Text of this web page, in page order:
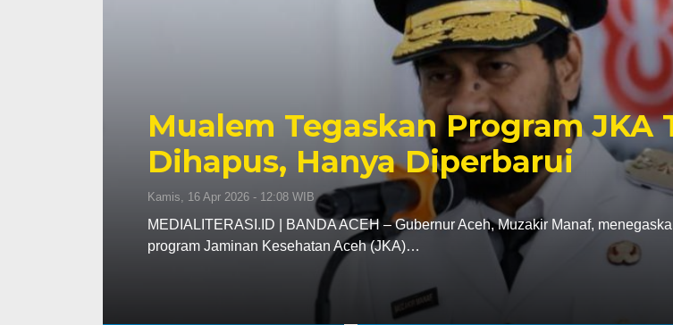
Mualem Tegaskan Program JKA
Dihapus, Hanya Diperbarui
Kamis, 16 Apr 2026 - 12:08 WIB
MEDIALITERASI.ID | BANDA ACEH – Gubernur Aceh, Muzakir Manaf,
program Jaminan Kesehatan Aceh (JKA)…